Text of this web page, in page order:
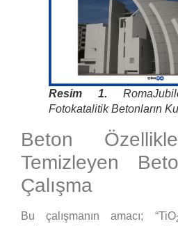
Resim 1. Roma
Fotokatalitik Betonların
Beton
Temizleyen
Çalışma
Bu çalışmanın amacı; “TiO